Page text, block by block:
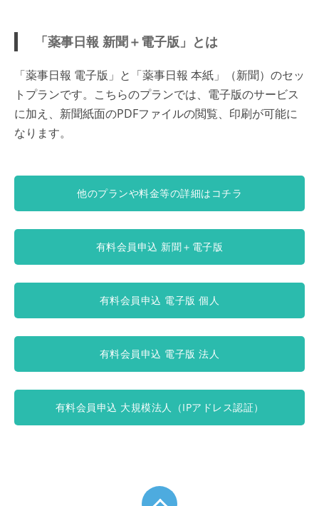
「薬事日報 新聞＋電子版」とは
「薬事日報 電子版」と「薬事日報 本紙」（新聞）のセッ
トプランです。こちらのプランでは、電子版のサービス
に加え、新聞紙面のPDFファイルの閲覧、印刷が可能に
なります。
他のプランや料金等の詳細はコチラ
有料会員申込 新聞＋電子版
有料会員申込 電子版 個人
有料会員申込 電子版 法人
有料会員申込 大規模法人（IPアドレス認証）